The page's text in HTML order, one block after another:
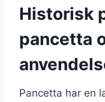
Historisk
pancetta
Pancetta har en